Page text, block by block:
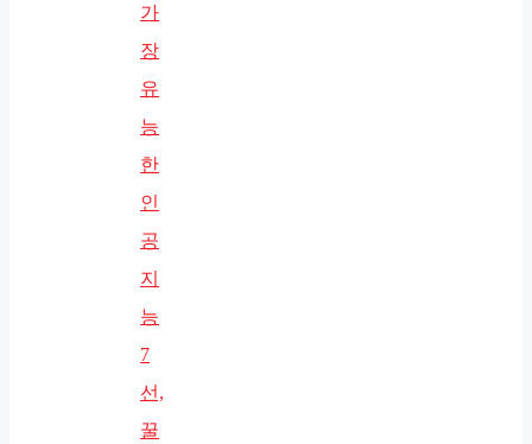
가
장
유
능
한
인
공
지
능
7
선,
꿀